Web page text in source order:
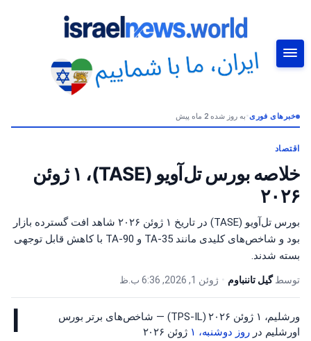
خبرهای فوری•به روز شده 2 ماه پیش
اقتصاد
خلاصه بورس تل‌آویو (TASE)، ۱ ژوئن
۲۰۲۶
بورس تل‌آویو (TASE) در تاریخ ۱ ژوئن ۲۰۲۶ شاهد افت گسترده بازار
بود و شاخص‌های کلیدی مانند TA-35 و TA-90 با کاهش قابل توجهی
بسته شدند.
توسطگیل تاننباوم • ژوئن 1, 2026, 6:36 ب.ظ
ورشلیم، ۱ ژوئن ۲۰۲۶ (TPS-IL) — شاخص‌های برتر بورس
اورشلیم درروز دوشنبه، ۱ ژوئن ۲۰۲۶